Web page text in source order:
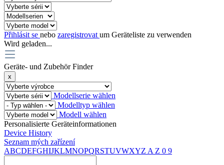
Přihlásit se nebo zaregistrovat um Geräteliste zu verwenden
Wird geladen...
Geräte- und Zubehör Finder
x
Modellserie wählen
Modelltyp wählen
Modell wählen
Personalisierte Geräteinformationen
Device History
Seznam mých zařízení
ABCDEFGHIJKLMNOPQRSTUVWXYZ A Z 0 9